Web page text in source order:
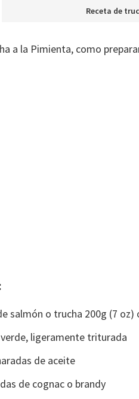
Receta de
a la Pimienta, como
salmón o trucha 200g (7 oz)
ligeramente triturada
de aceite
de cognac o brandy